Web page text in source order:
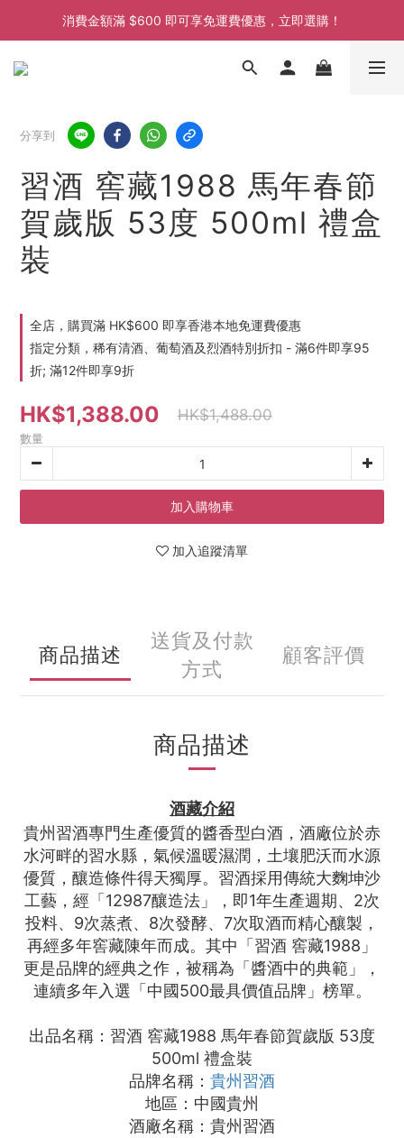
消費金額滿 $600 即可享免運費優惠，立即選購！
消費金額滿 $600 即可享免運費優惠，立即選購！
消費金額滿 $600 即可享免運費優惠，立即選購！
分享到
習酒 窖藏1988 馬年春節
賀歲版 53度 500ml 禮盒
裝
全店，購買滿 HK$600 即享香港本地免運費優惠
指定分類，稀有清酒、葡萄酒及烈酒特別折扣 - 滿6件即享95
折; 滿12件即享9折
HK$1,388.00 HK$1,488.00
數量
加入購物車
加入追蹤清單
商品描述
送貨及付款
方式
顧客評價
商品描述
酒藏介紹
貴州習酒專門生產優質的醬香型白酒，酒廠位於赤
水河畔的習水縣，氣候溫暖濕潤，土壤肥沃而水源
優質，釀造條件得天獨厚。習酒採用傳統大麴坤沙
工藝，經「12987釀造法」，即1年生產週期、2次
投料、9次蒸煮、8次發酵、7次取酒而精心釀製，
再經多年窖藏陳年而成。其中「習酒 窖藏1988」
更是品牌的經典之作，被稱為「醬酒中的典範」，
連續多年入選「中國500最具價值品牌」榜單。
出品名稱：習酒 窖藏1988 馬年春節賀歲版 53度
500ml 禮盒裝
品牌名稱： 貴州習酒
地區：中國貴州
酒廠名稱：貴州習酒